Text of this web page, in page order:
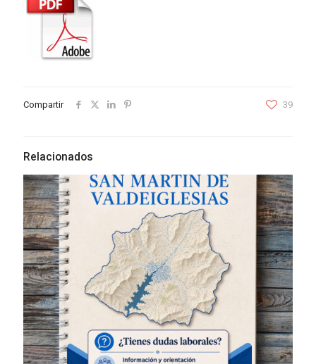
Compartir 39
Relacionados